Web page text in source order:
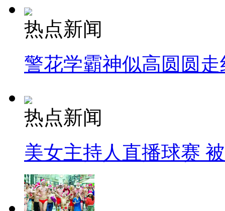
热点新闻
警花学霸神似高圆圆走
热点新闻
美女主持人直播球赛